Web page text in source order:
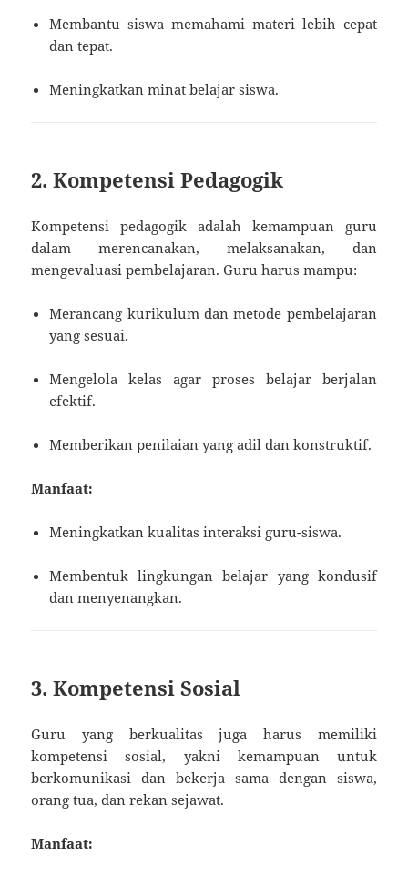
Membantu siswa memahami materi lebih cepat
dan tepat.
Meningkatkan minat belajar siswa.
2. Kompetensi Pedagogik
Kompetensi pedagogik adalah kemampuan guru
dalam merencanakan, melaksanakan, dan
mengevaluasi pembelajaran. Guru harus mampu:
Merancang kurikulum dan metode pembelajaran
yang sesuai.
Mengelola kelas agar proses belajar berjalan
efektif.
Memberikan penilaian yang adil dan konstruktif.
Manfaat:
Meningkatkan kualitas interaksi guru-siswa.
Membentuk lingkungan belajar yang kondusif
dan menyenangkan.
3. Kompetensi Sosial
Guru yang berkualitas juga harus memiliki
kompetensi sosial, yakni kemampuan untuk
berkomunikasi dan bekerja sama dengan siswa,
orang tua, dan rekan sejawat.
Manfaat: